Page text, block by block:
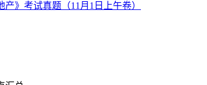
》考试真题（11月1日上午卷）